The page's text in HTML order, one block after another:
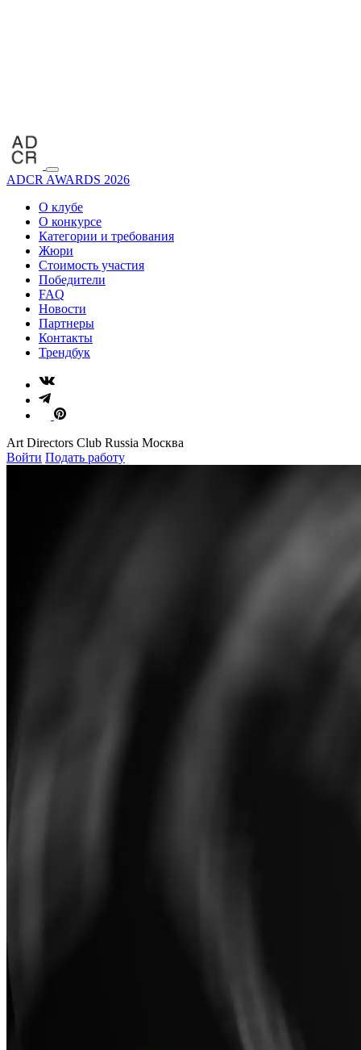
ADCR AWARDS 2026
О клубе
О конкурсе
Категории и требования
Жюри
Стоимость участия
Победители
FAQ
Новости
Партнеры
Контакты
Трендбук
Art Directors Club Russia Москва
Войти Подать работу